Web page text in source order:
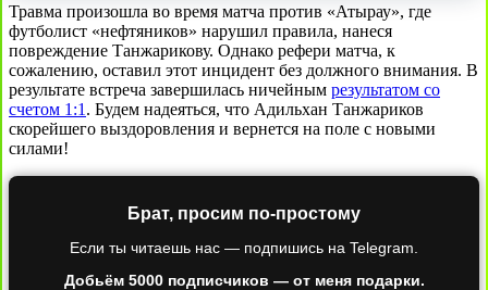
Травма произошла во время матча против «Атырау», где
футболист «нефтяников» нарушил правила, нанеся
повреждение Танжарикову. Однако рефери матча, к
сожалению, оставил этот инцидент без должного внимания. В
результате встреча завершилась ничейным результатом со
счетом 1:1 . Будем надеяться, что Адильхан Танжариков
скорейшего выздоровления и вернется на поле с новыми
силами!
Брат, просим по-простому
Если ты читаешь нас — подпишись на Telegram.
Добьём 5000 подписчиков — от меня подарки.